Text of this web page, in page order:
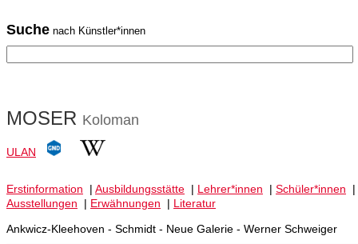
Suche nach Künstler*innen
MOSER Koloman
ULAN
Erstinformation | Ausbildungsstätte | Lehrer*innen | Schüler*innen |
Ausstellungen | Erwähnungen | Literatur
Ankwicz-Kleehoven - Schmidt - Neue Galerie - Werner Schweiger